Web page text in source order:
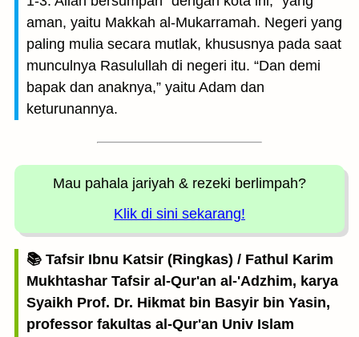
aman, yaitu Makkah al-Mukarramah. Negeri yang
paling mulia secara mutlak, khususnya pada saat
munculnya Rasulullah di negeri itu. “Dan demi
bapak dan anaknya,” yaitu Adam dan
keturunannya.
Mau pahala jariyah & rezeki berlimpah?
Klik di sini sekarang!
📚 Tafsir Ibnu Katsir (Ringkas) / Fathul Karim
Mukhtashar Tafsir al-Qur'an al-'Adzhim, karya
Syaikh Prof. Dr. Hikmat bin Basyir bin Yasin,
professor fakultas al-Qur'an Univ Islam